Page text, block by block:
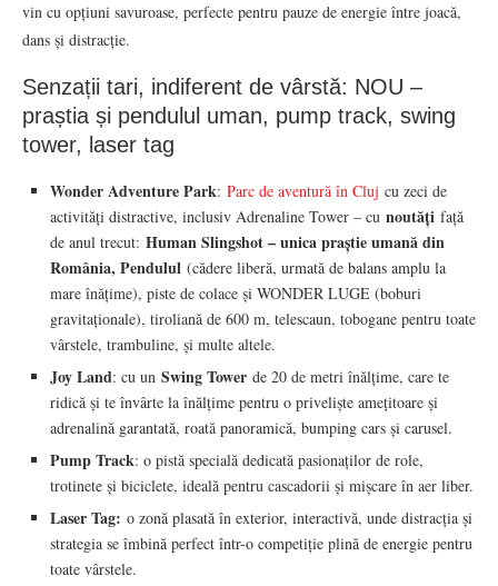
vin cu opțiuni savuroase, perfecte pentru pauze de energie între joacă,
dans și distracție.
Senzații tari, indiferent de vârstă: NOU –
praștia și pendulul uman, pump track, swing
tower, laser tag
Wonder Adventure Park: Parc de aventură în Cluj cu zeci de
activități distractive, inclusiv Adrenaline Tower – cu noutăți față
de anul trecut: Human Slingshot – unica praștie umană din
România, Pendulul (cădere liberă, urmată de balans amplu la
mare înățime), piste de colace și WONDER LUGE (boburi
gravitaționale), tiroliană de 600 m, telescaun, tobogane pentru toate
vârstele, trambuline, și multe altele.
Joy Land: cu un Swing Tower de 20 de metri înălțime, care te
ridică și te învârte la înălțime pentru o priveliște amețitoare și
adrenalină garantată, roată panoramică, bumping cars și carusel.
Pump Track: o pistă specială dedicată pasionaților de role,
trotinete și biciclete, ideală pentru cascadorii și mișcare în aer liber.
Laser Tag: o zonă plasată în exterior, interactivă, unde distracția și
strategia se îmbină perfect într-o competiție plină de energie pentru
toate vârstele.